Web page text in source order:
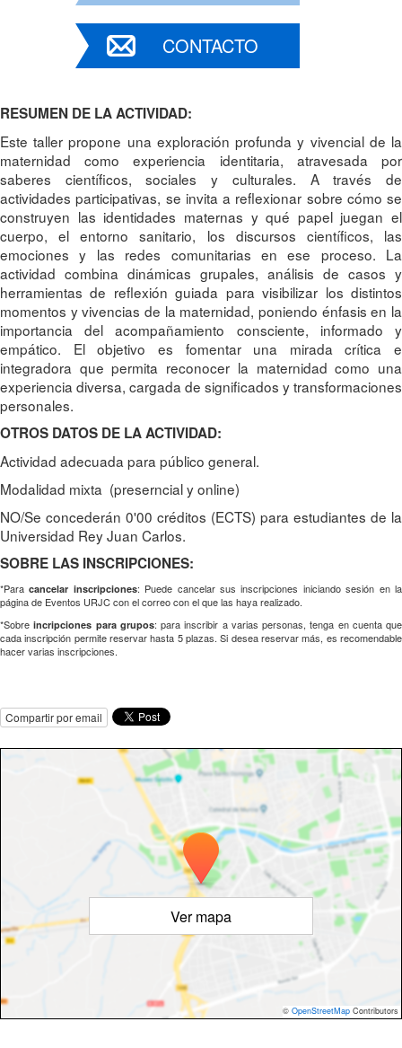
CONTACTO
RESUMEN DE LA ACTIVIDAD:
Este taller propone una exploración profunda y vivencial de la
maternidad como experiencia identitaria, atravesada por
saberes científicos, sociales y culturales. A través de
actividades participativas, se invita a reflexionar sobre cómo se
construyen las identidades maternas y qué papel juegan el
cuerpo, el entorno sanitario, los discursos científicos, las
emociones y las redes comunitarias en ese proceso. La
actividad combina dinámicas grupales, análisis de casos y
herramientas de reflexión guiada para visibilizar los distintos
momentos y vivencias de la maternidad, poniendo énfasis en la
importancia del acompañamiento consciente, informado y
empático. El objetivo es fomentar una mirada crítica e
integradora que permita reconocer la maternidad como una
experiencia diversa, cargada de significados y transformaciones
personales.
OTROS DATOS DE LA ACTIVIDAD:
Actividad adecuada para público general.
Modalidad mixta (preserncial y online)
NO/Se concederán 0'00 créditos (ECTS) para estudiantes de la
Universidad Rey Juan Carlos.
SOBRE LAS INSCRIPCIONES:
*Para cancelar inscripciones: Puede cancelar sus inscripciones iniciando sesión en la
página de Eventos URJC con el correo con el que las haya realizado.
*Sobreincripciones para grupos: para inscribir a varias personas, tenga en cuenta que
cada inscripción permite reservar hasta 5 plazas. Si desea reservar más, es recomendable
hacer varias inscripciones.
Compartir por email
Ver mapa
© OpenStreetMap Contributors